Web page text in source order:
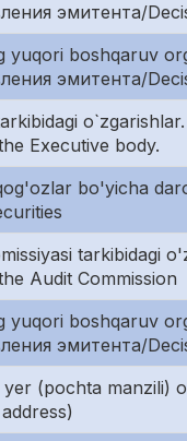
эмитента/
yuqori boshqaruv
эмитента/
Executive body.
bo'yicha
tarkibidagi
Audit Commission
yuqori boshqaruv
эмитента/
(pochta manzili)